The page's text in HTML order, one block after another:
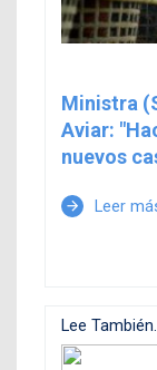
Ministra
Aviar:
nuevos
arrow_forward Leer
Lee